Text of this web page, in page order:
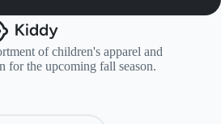
of children's apparel and
for the upcoming fall season.